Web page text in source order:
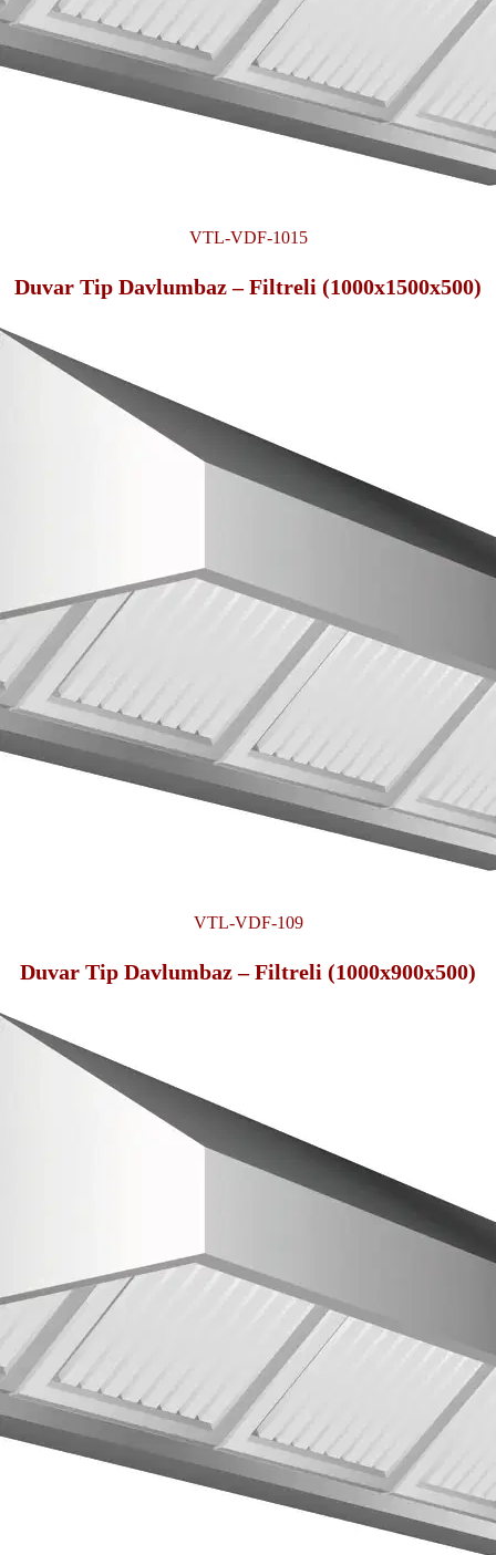
VTL-VDF-1015
Duvar Tip Davlumbaz – Filtreli (1000x1500x500)
VTL-VDF-109
Duvar Tip Davlumbaz – Filtreli (1000x900x500)